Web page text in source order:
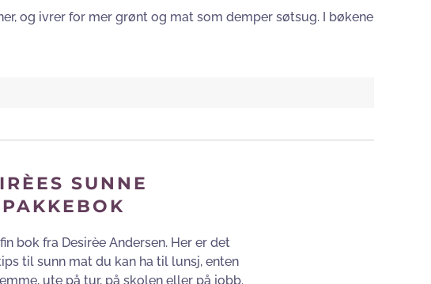
og ivrer for mer grønt og mat som demper søtsug. I bøkene
SUNNE
bok fra Desirèe Andersen. Her er det
til sunn mat du kan ha til lunsj, enten
ute på tur, på skolen eller på jobb.